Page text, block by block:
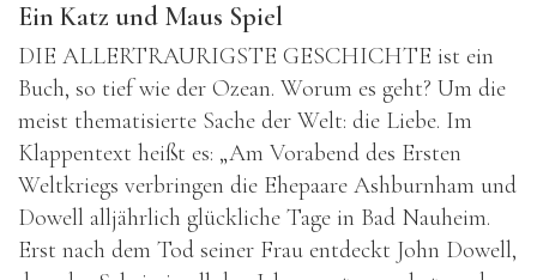
Ein Katz und Maus Spiel
DIE ALLERTRAURIGSTE GESCHICHTE ist ein
Buch, so tief wie der Ozean. Worum es geht? Um die
meist thematisierte Sache der Welt: die Liebe. Im
Klappentext heißt es: „Am Vorabend des Ersten
Weltkriegs verbringen die Ehepaare Ashburnham und
Dowell alljährlich glückliche Tage in Bad Nauheim.
Erst nach dem Tod seiner Frau entdeckt John Dowell,